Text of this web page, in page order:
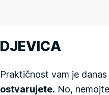
DJEVICA
Praktičnost vam je
ostvarujete. No,